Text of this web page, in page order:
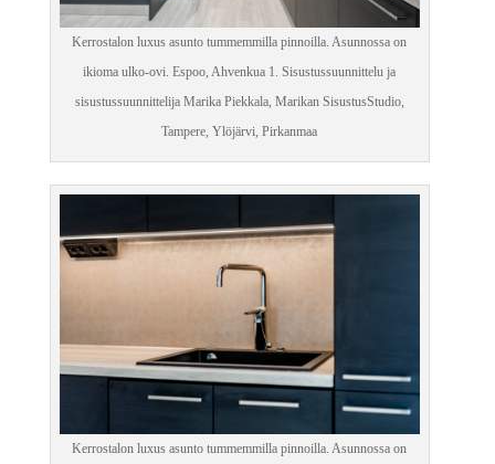
Kerrostalon luxus asunto tummemmilla pinnoilla. Asunnossa on
ikioma ulko-ovi. Espoo, Ahvenkua 1. Sisustussuunnittelu ja
sisustussuunnittelija Marika Piekkala, Marikan SisustusStudio,
Tampere, Ylöjärvi, Pirkanmaa
Kerrostalon luxus asunto tummemmilla pinnoilla. Asunnossa on